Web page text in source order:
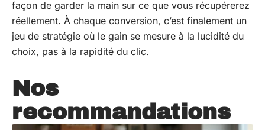
façon de garder la main sur ce que vous récupérerez
réellement. À chaque conversion, c’est finalement un
jeu de stratégie où le gain se mesure à la lucidité du
choix, pas à la rapidité du clic.
Nos
recommandations